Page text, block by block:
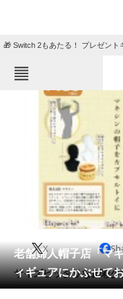
🎁 Switch 2もあたる！ プレゼント
ねとらぼメニュー
会員記事
メディア
老舗婦人帽子店「マ
ィギュアにかぶせて
X
サイズピッタリな創彩